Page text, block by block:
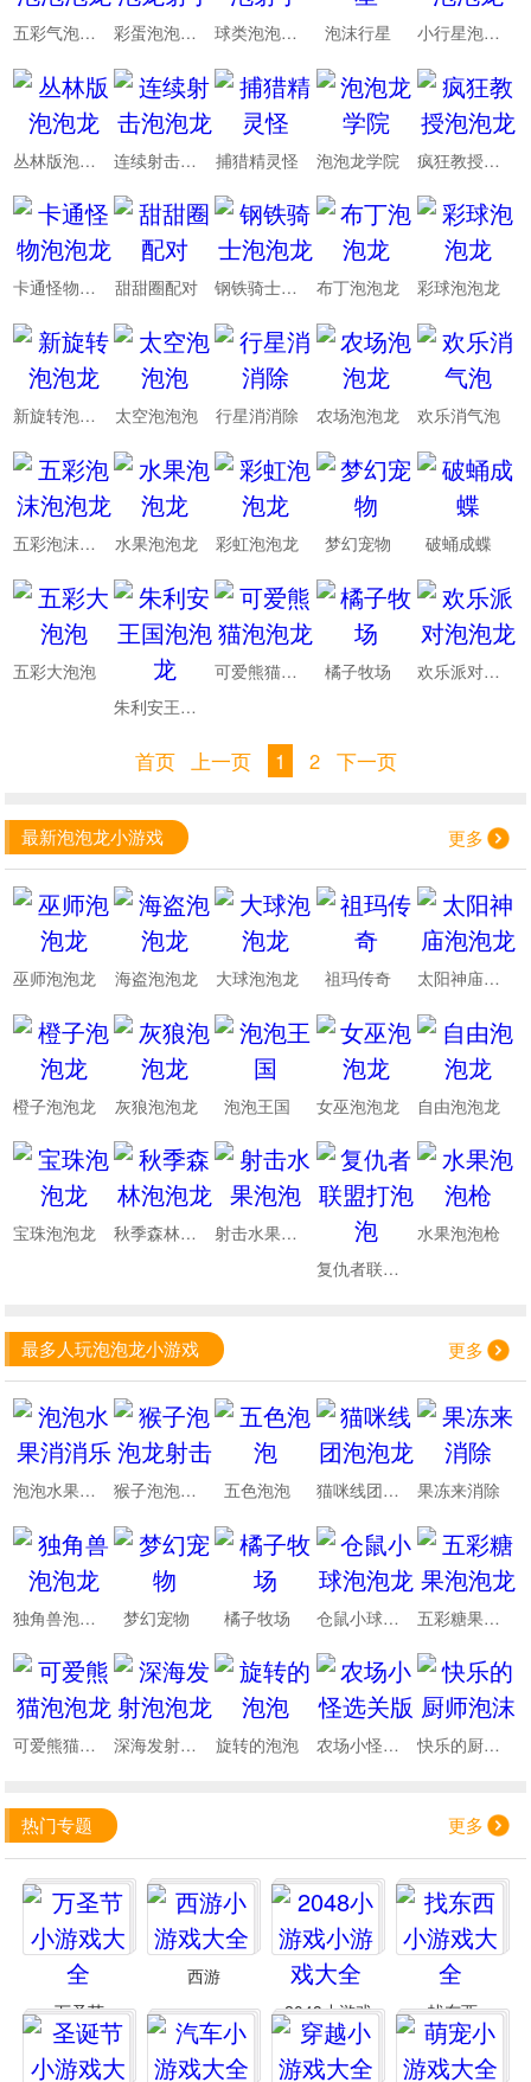
五彩气泡泡泡龙 彩蛋泡泡龙射手 球类泡泡射手 泡沫行星 小行星泡泡龙
丛林版泡泡龙 连续射击泡泡龙 捕猎精灵怪 泡泡龙学院 疯狂教授泡泡龙
卡通怪物泡泡龙 甜甜圈配对 钢铁骑士泡泡龙 布丁泡泡龙 彩球泡泡龙
新旋转泡泡龙 太空泡泡泡 行星消消除 农场泡泡龙 欢乐消气泡
五彩泡沫泡泡龙 水果泡泡龙 彩虹泡泡龙 梦幻宠物 破蛹成蝶
五彩大泡泡
朱利安王国泡泡龙
可爱熊猫泡泡龙 橘子牧场 欢乐派对泡泡龙
首页 上一页 1 2 下一页
最新泡泡龙小游戏 更多
巫师泡泡龙 海盗泡泡龙 大球泡泡龙 祖玛传奇 太阳神庙泡泡龙
橙子泡泡龙 灰狼泡泡龙 泡泡王国 女巫泡泡龙 自由泡泡龙
宝珠泡泡龙 秋季森林泡泡龙
射击水果泡泡
复仇者联盟打泡泡
水果泡泡枪
最多人玩泡泡龙小游戏 更多
泡泡水果消消乐 猴子泡泡龙射击 五色泡泡 猫咪线团泡泡龙 果冻来消除
独角兽泡泡龙 梦幻宠物 橘子牧场 仓鼠小球泡泡龙 五彩糖果泡泡龙
可爱熊猫泡泡龙 深海发射泡泡龙 旋转的泡泡 农场小怪选关版 快乐的厨师泡沫
热门专题 更多
万圣节
西游
2048小游戏
找东西